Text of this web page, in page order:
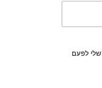
לפעם